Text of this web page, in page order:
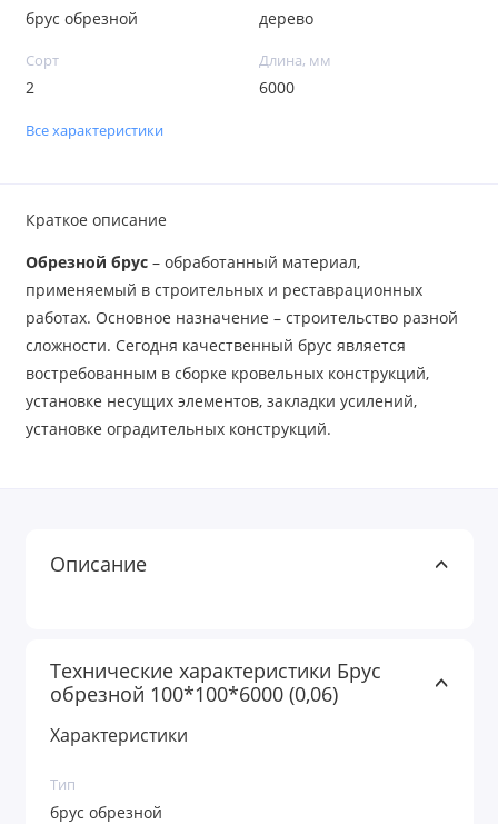
брус обрезной дерево
Сорт
2
Длина, мм
6000
Все характеристики
Краткое описание
Обрезной брус– обработанный материал,
применяемый в строительных и реставрационных
работах. Основное назначение – строительство разной
сложности. Сегодня качественный брус является
востребованным в сборке кровельных конструкций,
установке несущих элементов, закладки усилений,
установке оградительных конструкций.
Описание
Технические характеристики Брус
обрезной 100*100*6000 (0,06)
Характеристики
Тип
брус обрезной